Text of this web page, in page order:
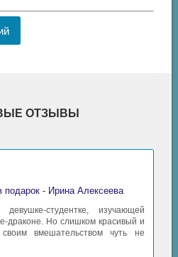
ОТЗЫВЫ
подарок - Ирина Алексеева
студентке, изучающей
драконе. Но слишком красивый и
вмешательством чуть не